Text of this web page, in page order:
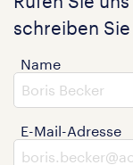
schreiben
Name
E-Mail-Adresse